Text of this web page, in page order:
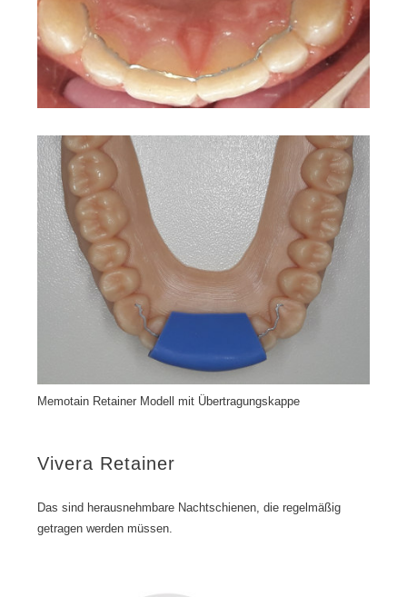
Memotain Retainer Modell mit Übertragungskappe
Vivera Retainer
Das sind herausnehmbare Nachtschienen, die regelmäßig
getragen werden müssen.